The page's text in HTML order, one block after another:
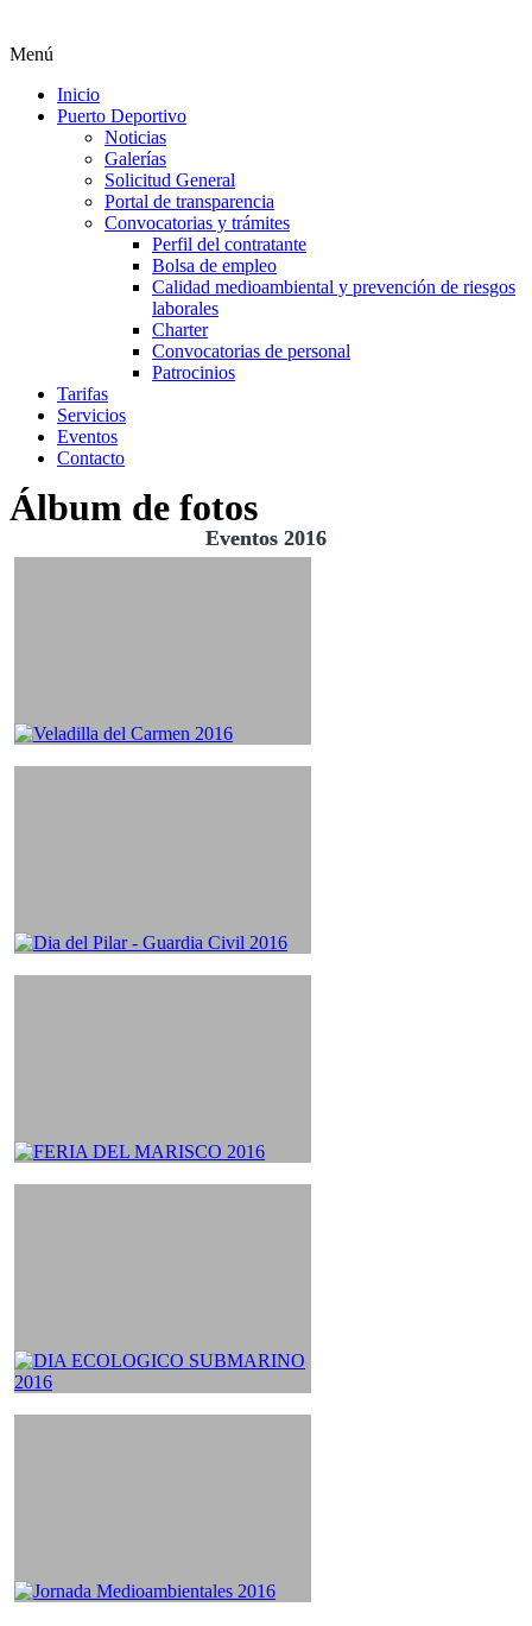
Menú
Inicio
Puerto Deportivo
Noticias
Galerías
Solicitud General
Portal de transparencia
Convocatorias y trámites
Perfil del contratante
Bolsa de empleo
Calidad medioambiental y prevención de riesgos
laborales
Charter
Convocatorias de personal
Patrocinios
Tarifas
Servicios
Eventos
Contacto
Álbum de fotos
Eventos 2016